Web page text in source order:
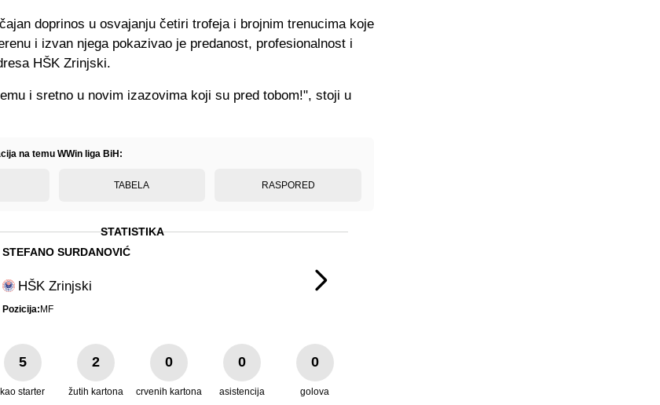
doprinos u osvajanju četiri trofeja i brojnim trenucima koje
i izvan njega pokazivao je predanost, profesionalnost i
HŠK Zrinjski.
i sretno u novim izazovima koji su pred tobom!", stoji u
na temu WWin liga BiH:
TABELA RASPORED
STEFANO SURDANOVIĆ
HŠK Zrinjski
Pozicija:MF
STATISTIKA
5
kao starter
2
žutih kartona
0
crvenih kartona
0
asistencija
0
golova